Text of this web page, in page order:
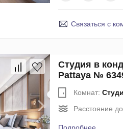
Связаться с
Студия в
Pattaya №
Комнат:
Расстояние